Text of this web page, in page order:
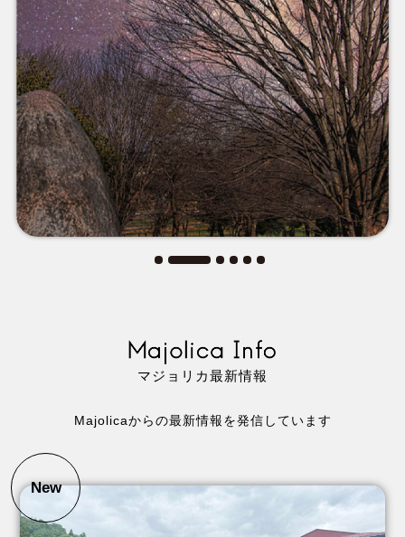
心が震えるように
美しい風景が
最上の喜びに
リアルサイエンス
ファンタジーの
波動を受け取って、
私たちと冒険を
始めましょう
● 真理を洞察する知性を備えると同時に、人としての愛と
思いやりをもっている人
マジョリカ最新情報
Majolicaからの最新情報を発信しています
New